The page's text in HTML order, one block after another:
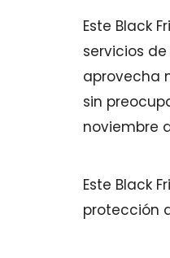
Este Black
servicios
aprovecha
sin
noviembre
Este Black
protección